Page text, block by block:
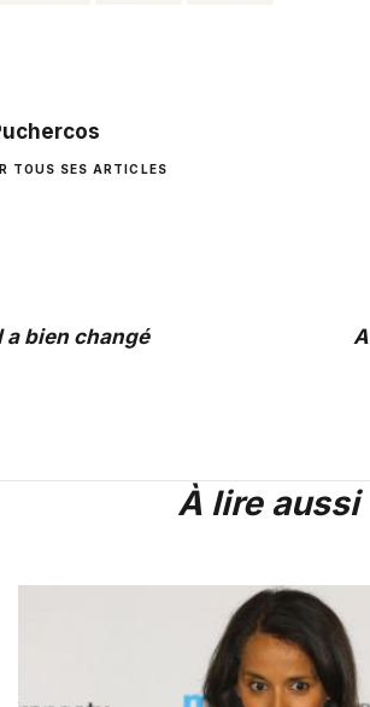
TOUS SES ARTICLES
a bien changé
À lire aussi